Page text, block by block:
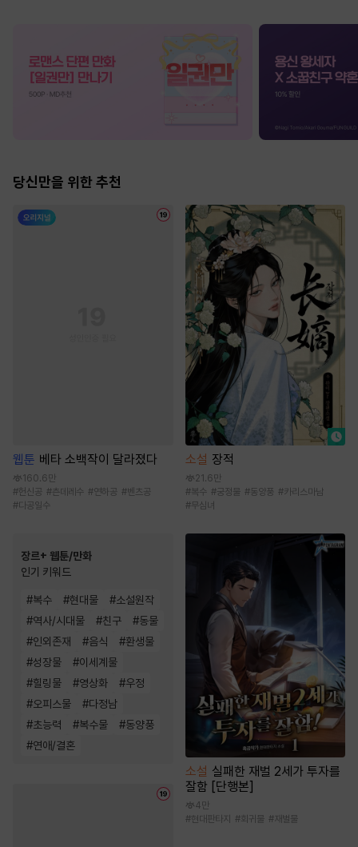
당신만을 위한 추천
웹툰 베타 소백작이 달라졌다
160.6만
#헌신공 #츤데레수 #연하공 #벤츠공
#다공일수
장르+ 웹툰/만화
인기 키워드
#복수 #현대물 #소설원작
#역사/시대물 #친구 #동물
#인외존재 #음식 #환생물
#성장물 #이세계물
#힐링물 #영상화 #우정
#오피스물 #다정남
#초능력 #복수물 #동양풍
#연애/결혼
소설 장적
21.6만
#복수 #궁정물 #동양풍 #카리스마남
#무심녀
소설 실패한 재벌 2세가 투자를
잘함 [단행본]
4만
#현대판타지 #회귀물 #재벌물